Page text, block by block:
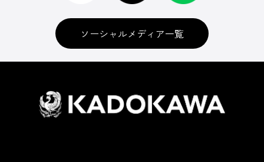
ソーシャルメディア一覧